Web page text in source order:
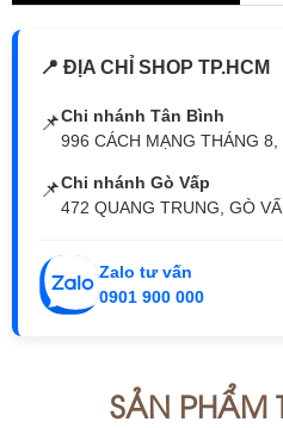
📍 ĐỊA CHỈ SHOP TP.HCM
📌Chi nhánh Tân Bình
996 CÁCH MẠNG THÁNG 8,
📌Chi nhánh Gò Vấp
472 QUANG TRUNG, GÒ
Zalo tư vấn
0901 900 000
SẢN PHẨM